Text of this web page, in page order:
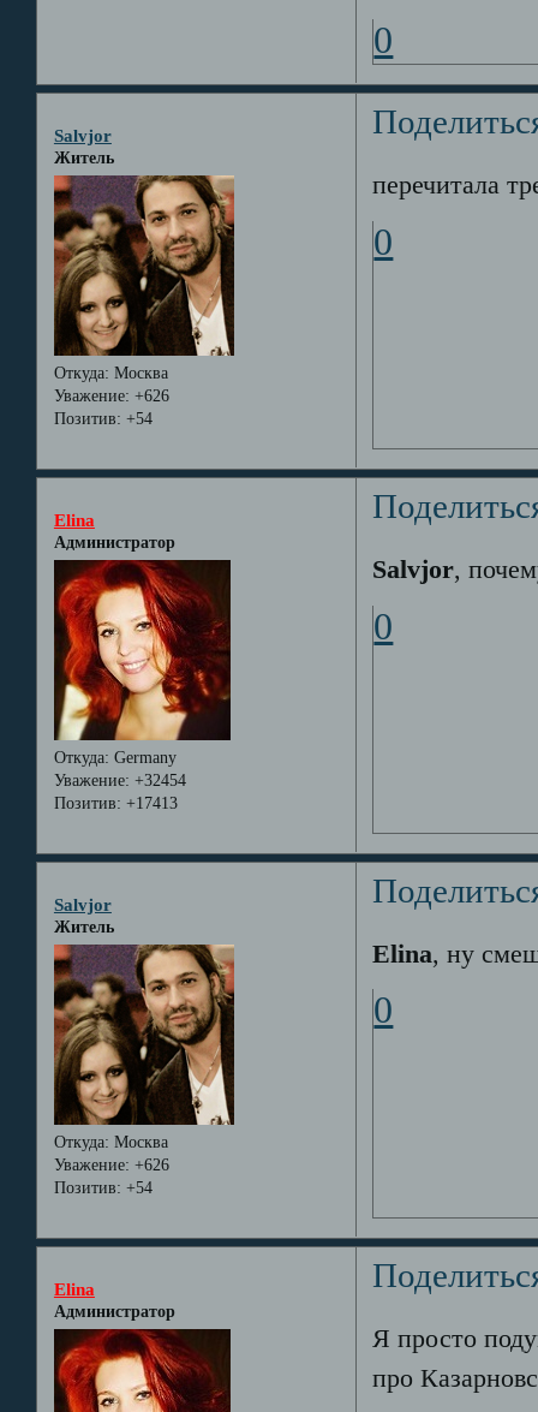
0
Salvjor
Житель
Откуда: Москва
Уважение: +626
Позитив: +54
перечитала
0
Elina
Администратор
Откуда: Germany
Уважение: +32454
Позитив: +17413
Salvjor,
0
Salvjor
Житель
Откуда: Москва
Уважение: +626
Позитив: +54
Elina, ну
0
Elina
Администратор
Я просто
про